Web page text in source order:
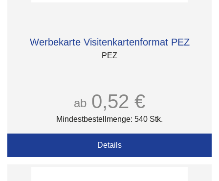
Werbekarte Visitenkartenformat PEZ
PEZ
ab 0,52 €
Mindestbestellmenge: 540 Stk.
Details